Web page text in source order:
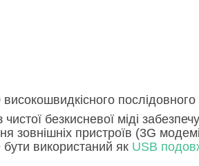
послідовного
безкисневої міді
зовнішніх пристроїв (3G
використаний як USB